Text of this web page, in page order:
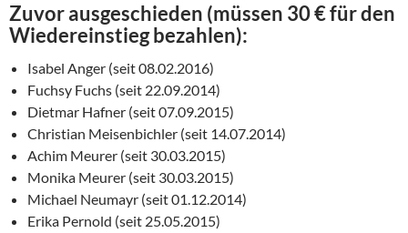
Zuvor ausgeschieden (müssen 30 € für den
Wiedereinstieg bezahlen):
Isabel Anger (seit 08.02.2016)
Fuchsy Fuchs (seit 22.09.2014)
Dietmar Hafner (seit 07.09.2015)
Christian Meisenbichler (seit 14.07.2014)
Achim Meurer (seit 30.03.2015)
Monika Meurer (seit 30.03.2015)
Michael Neumayr (seit 01.12.2014)
Erika Pernold (seit 25.05.2015)